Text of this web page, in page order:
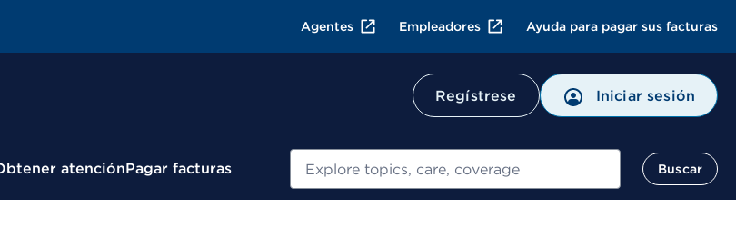
Agentes Empleadores Ayuda para pagar sus facturas
Regístrese Iniciar sesión
atenciónPagar facturas Buscar